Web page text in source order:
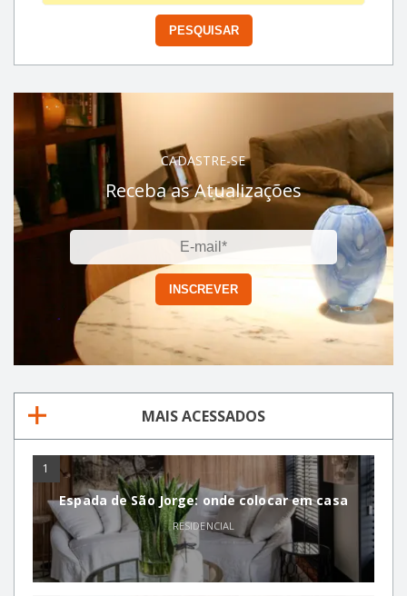
CADASTRE-SE
Receba as Atualizações
MAIS ACESSADOS
1
Espada de São Jorge: onde colocar em casa
RESIDENCIAL